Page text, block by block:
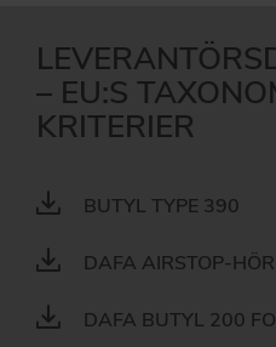
– EU:S
KRITERIER
BUTYL TYPE 390
DAFA AIRSTOP-
DAFA BUTYL 200